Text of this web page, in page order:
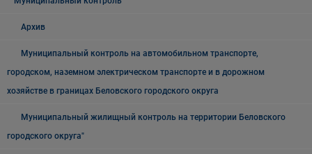
Архив
Муниципальный контроль на автомобильном транспорте,
городском, наземном электрическом транспорте и в дорожном
хозяйстве в границах Беловского городского округа
Муниципальный жилищный контроль на территории Беловского
городского округа"